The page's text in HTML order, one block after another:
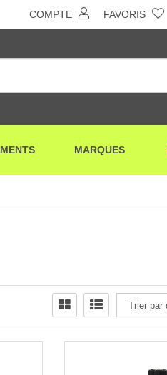
COMPTE FAVORIS
MARQUES